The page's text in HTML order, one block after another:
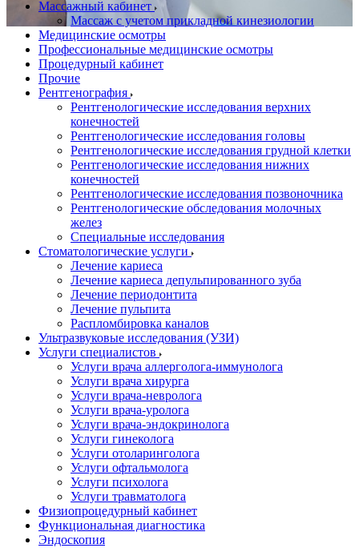
Массажный кабинет
Массаж с учетом прикладной кинезиологии
Медицинские осмотры
Профессиональные медицинские осмотры
Процедурный кабинет
Прочие
Рентгенография
Рентгенологические исследования верхних
конечностей
Рентгенологические исследования головы
Рентгенологические исследования грудной клетки
Рентгенологические исследования нижних
конечностей
Рентгенологические исследования позвоночника
Рентгенологические обследования молочных
желез
Специальные исследования
Стоматологические услуги
Лечение кариеса
Лечение кариеса депульпированного зуба
Лечение периодонтита
Лечение пульпита
Распломбировка каналов
Ультразвуковые исследования (УЗИ)
Услуги специалистов
Услуги врача аллерголога-иммунолога
Услуги врача хирурга
Услуги врача-невролога
Услуги врача-уролога
Услуги врача-эндокринолога
Услуги гинеколога
Услуги отоларинголога
Услуги офтальмолога
Услуги психолога
Услуги травматолога
Физиопроцедурный кабинет
Функциональная диагностика
Эндоскопия